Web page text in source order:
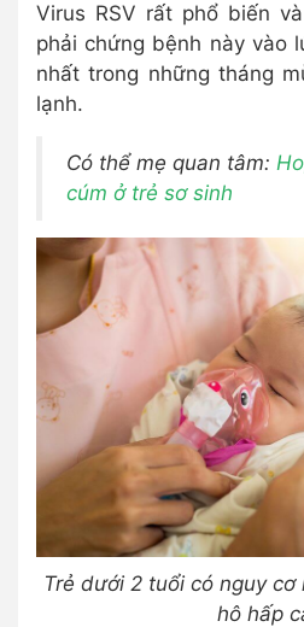
Virus RSV rất phổ biến
phải chứng bệnh này vào
nhất trong những tháng
lạnh.
Có thể mẹ quan tâm: H
cúm ở trẻ sơ sinh
Trẻ dưới 2 tuổi có nguy
hô hấp